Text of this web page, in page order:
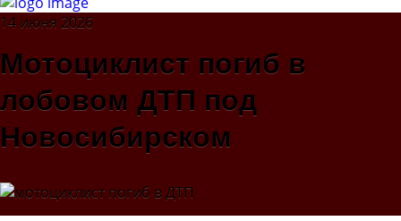
14 июня 2026
Мотоциклист погиб в
лобовом ДТП под
Новосибирском